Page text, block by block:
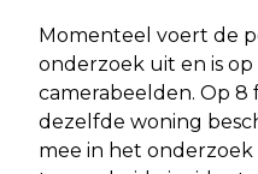
Momenteel voert de
onderzoek uit en is
camerabeelden. Op 8
dezelfde woning
mee in het onderzoek